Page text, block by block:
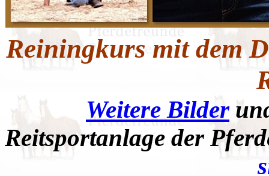
Reiningkurs mit dem
Weitere Bilder
Reitsportanlage der